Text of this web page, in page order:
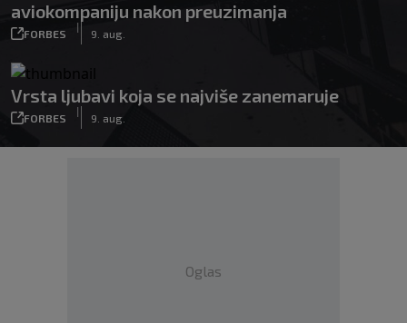
aviokompaniju nakon preuzimanja
FORBES
|
9. aug.
Vrsta ljubavi koja se najviše zanemaruje
FORBES
|
9. aug.
Oglas